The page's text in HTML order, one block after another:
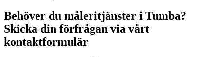
Behöver du måleritjänster i Tumba?
Skicka din förfrågan via vårt
kontaktformulär